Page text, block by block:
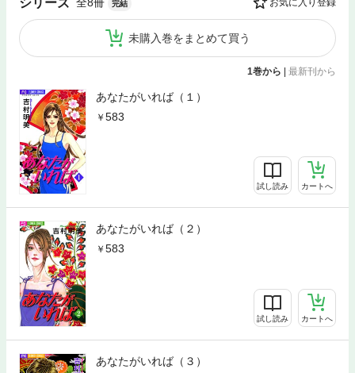
シリーズ 完結 お気に入り登録
未購入巻をまとめて買う
1巻から 最新刊から
あなたがいれば（１）
583
試し読み カートへ
あなたがいれば（２）
583
試し読み カートへ
あなたがいれば（３）